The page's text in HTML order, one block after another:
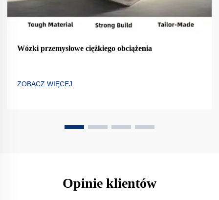
Wózki przemysłowe ciężkiego obciążenia
ZOBACZ WIĘCEJ
Opinie klientów